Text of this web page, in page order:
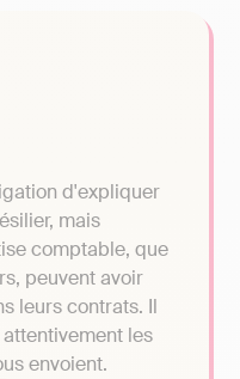
d'expliquer
mais
comptable, que
peuvent avoir
leurs contrats. Il
les
envoient.